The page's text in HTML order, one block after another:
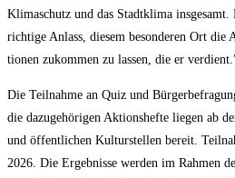
Kli­ma­schutz und das Stadt­kli­ma
rich­ti­ge Anlass, die­sem beson­de­ren Ort
tio­nen zukom­men zu las­sen, die er
Die Teil­nah­me an Quiz und
die dazu­ge­hö­ri­gen Akti­ons­hef­te lie­gen ab
und öffent­li­chen Kul­tur­stel­len bereit.
2026. Die Ergeb­nis­se wer­den im Rah­men